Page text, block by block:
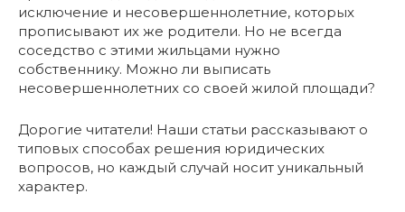
исключение и несовершеннолетние, которых
прописывают их же родители. Но не всегда
соседство с этими жильцами нужно
собственнику. Можно ли выписать
несовершеннолетних со своей жилой площади?
Дорогие читатели! Наши статьи рассказывают о
типовых способах решения юридических
вопросов, но каждый случай носит уникальный
характер.